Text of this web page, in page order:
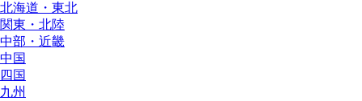
北海道・東北
関東・北陸
中部・近畿
中国
四国
九州